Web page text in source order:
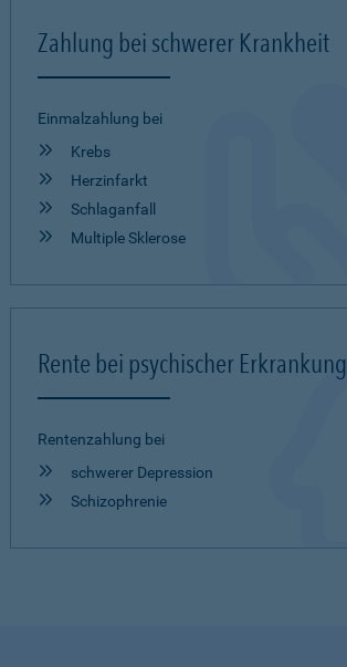
Zahlung bei schwerer Krankheit
Einmalzahlung bei
Krebs
Herzinfarkt
Schlaganfall
Multiple Sklerose
Rente bei psychischer Erkrankung
Rentenzahlung bei
schwerer Depression
Schizophrenie